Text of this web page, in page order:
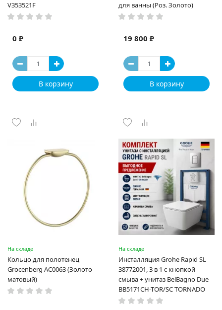
V353521F
0 ₽
В корзину
для ванны (Роз. Золото)
19 800 ₽
В корзину
На складе
Кольцо для полотенец
Grocenberg AC0063 (Золото
матовый)
На складе
Инсталляция Grohe Rapid SL
38772001, 3 в 1 с кнопкой
смыва + унитаз BelBagno Due
BB5171CH-TOR/SC TORNADO